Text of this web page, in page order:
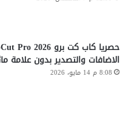
الاضافات والتصدير بدون علامة
8:08 م 14 مايو، 2026